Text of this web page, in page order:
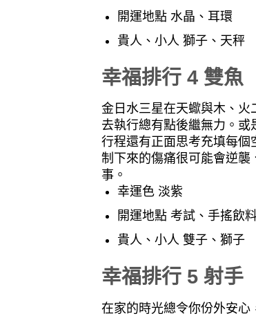
開運地點 水晶、耳環
貴人、小人 獅子、天秤
幸福排行 4 雙魚
金日水三星在天蠍與木、
去執行總有點後繼無力。
行程還有正面思考充填每
制下來的傷痛很可能會逆
事。
幸運色 淡紫
開運地點 考試、手搖飲
貴人、小人 雙子、獅子
幸福排行 5 射手
在家的時光總令你份外安